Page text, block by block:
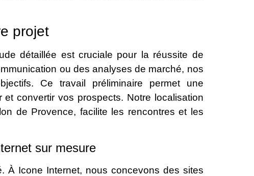
projet
détaillée est cruciale pour la réussite de
ou des analyses de marché, nos
Ce travail préliminaire permet une
convertir vos prospects. Notre localisation
de Provence, facilite les rencontres et les
sur mesure
À Icone Internet, nous concevons des sites